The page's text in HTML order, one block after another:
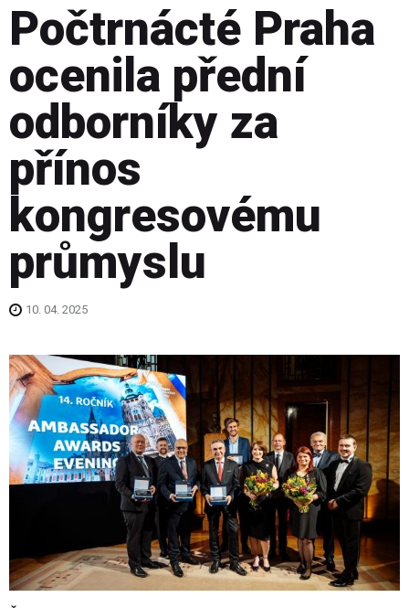
Počtrnácté Praha
ocenila přední
odborníky za
přínos
kongresovému
průmyslu
10. 04. 2025